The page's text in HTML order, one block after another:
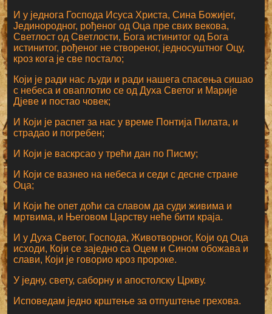
И у једнога Господа Исуса Христа, Сина Божијег,
Јединородног, рођеног од Оца пре свих векова,
Светлост од Светлости, Бога истинитог од Бога
истинитог, рођеног не створеног, једносуштног Оцу,
кроз кога је све постало;
Који је ради нас људи и ради нашега спасења сишао
с небеса и оваплотио се од Духа Светог и Марије
Дјеве и постао човек;
И Који је распет за нас у време Понтија Пилата, и
страдао и погребен;
И Који је васкрсао у трећи дан по Писму;
И Који се вазнео на небеса и седи с десне стране
Оца;
И Који ће опет доћи са славом да суди живима и
мртвима, и Његовом Царству неће бити краја.
И у Духа Светог, Господа, Животворног, Који од Оца
исходи, Који се заједно са Оцем и Сином обожава и
слави, Који је говорио кроз пророке.
У једну, свету, саборну и апостолску Цркву.
Исповедам једно крштење за отпуштење грехова.